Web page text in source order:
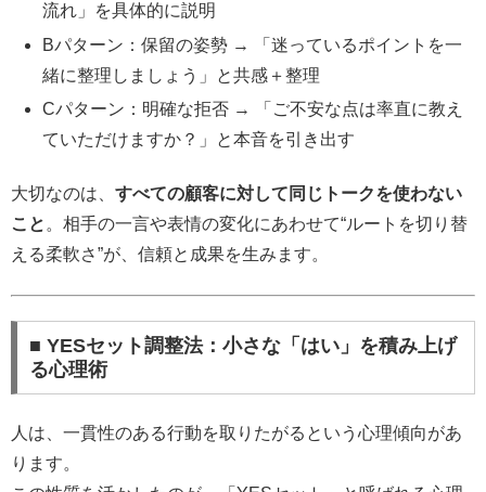
流れ」を具体的に説明
Bパターン：保留の姿勢 → 「迷っているポイントを一
緒に整理しましょう」と共感＋整理
Cパターン：明確な拒否 → 「ご不安な点は率直に教え
ていただけますか？」と本音を引き出す
大切なのは、 すべての顧客に対して同じトークを使わない
こと 。相手の一言や表情の変化にあわせて“ルートを切り替
える柔軟さ”が、信頼と成果を生みます。
■ YESセット調整法：小さな「はい」を積み上げ
る心理術
人は、一貫性のある行動を取りたがるという心理傾向があ
ります。